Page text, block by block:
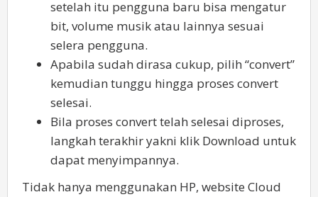
setelah itu pengguna baru bisa mengatur
bit, volume musik atau lainnya sesuai
selera pengguna.
Apabila sudah dirasa cukup, pilih “convert”
kemudian tunggu hingga proses convert
selesai.
Bila proses convert telah selesai diproses,
langkah terakhir yakni klik Download untuk
dapat menyimpannya.
Tidak hanya menggunakan HP, website Cloud